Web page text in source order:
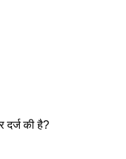
दर्ज की है?